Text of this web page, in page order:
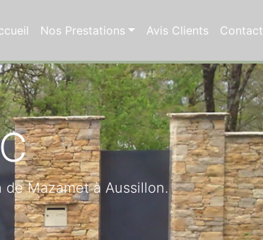
Nos Prestations Avis Clients Contact
Mazamet à Aussillon.